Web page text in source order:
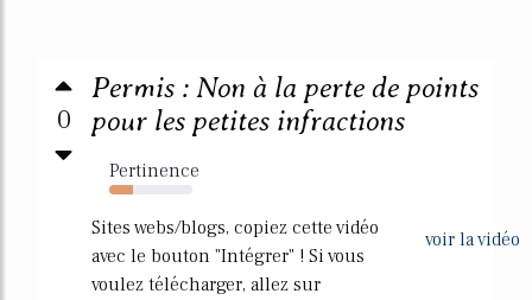
0
Permis : Non à la perte de points
pour les petites infractions
Pertinence
29%
voir la vidéo
Sites webs/blogs, copiez cette vidéo
avec le bouton "Intégrer" ! Si vous
voulez télécharger, allez sur